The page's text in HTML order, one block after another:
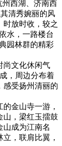
州西湖、济南西
清秀婉丽的风
时放时收，较之
水，一路楼台
园林群的精彩
文化休闲气
，周边分布着
感受扬州清丽的
金山寺一游，
山，梁红玉擂鼓
山成为江南名
，联肩比翼，